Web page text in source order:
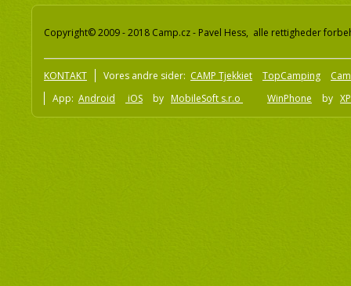
Copyright© 2009 - 2018 Camp.cz - Pavel Hess, alle rettigheder
KONTAKT Vores andre sider: CAMP Tjekkiet TopCamping
App: Android iOS by MobileSoft s.r.o WinPhone by